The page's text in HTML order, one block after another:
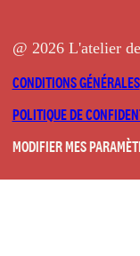
@ 2026 L'atelier
CONDITIONS GÉNÉRALES
POLITIQUE DE
MODIFIER MES